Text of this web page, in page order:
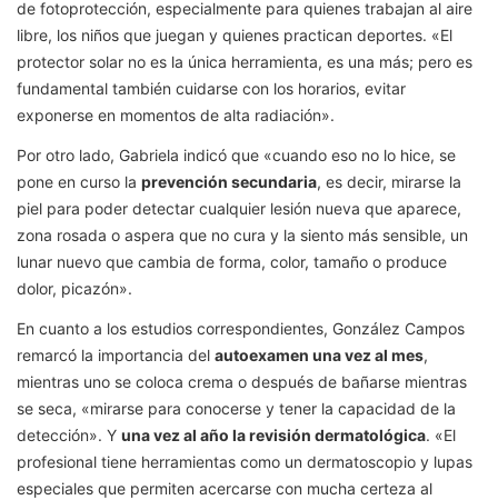
de fotoprotección, especialmente para quienes trabajan al aire
libre, los niños que juegan y quienes practican deportes. «El
protector solar no es la única herramienta, es una más; pero es
fundamental también cuidarse con los horarios, evitar
exponerse en momentos de alta radiación».
Por otro lado, Gabriela indicó que «cuando eso no lo hice, se
pone en curso la prevención secundaria, es decir, mirarse la
piel para poder detectar cualquier lesión nueva que aparece,
zona rosada o aspera que no cura y la siento más sensible, un
lunar nuevo que cambia de forma, color, tamaño o produce
dolor, picazón».
En cuanto a los estudios correspondientes, González Campos
remarcó la importancia del autoexamen una vez al mes,
mientras uno se coloca crema o después de bañarse mientras
se seca, «mirarse para conocerse y tener la capacidad de la
detección». Y una vez al año la revisión dermatológica. «El
profesional tiene herramientas como un dermatoscopio y lupas
especiales que permiten acercarse con mucha certeza al